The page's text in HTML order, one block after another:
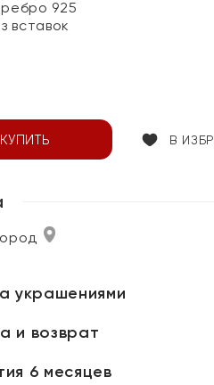
925
вставок
КУПИТЬ В
украшениями
и возврат
6 месяцев